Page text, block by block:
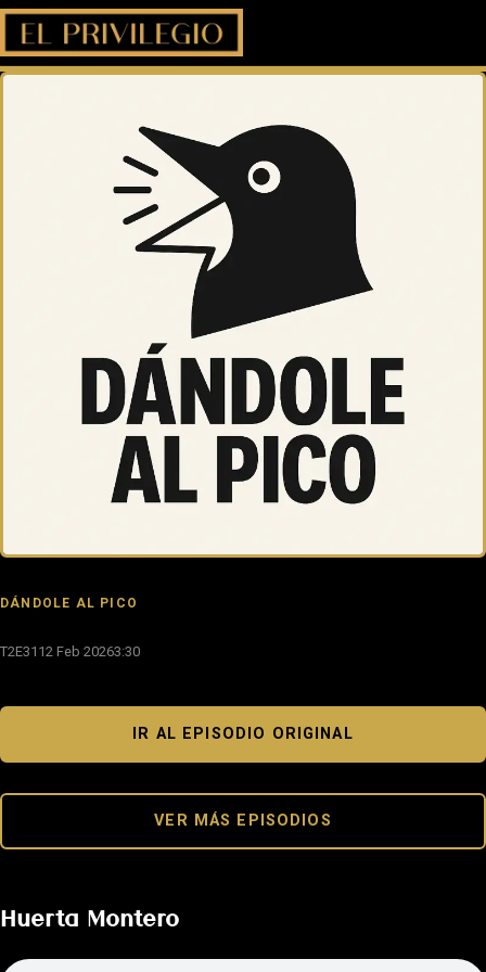
DÁNDOLE AL PICO
T2E31 12 Feb 20263:30
IR AL EPISODIO ORIGINAL
VER MÁS EPISODIOS
Huerta Montero